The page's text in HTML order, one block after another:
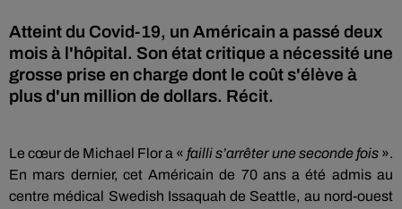
Atteint du Covid-19, un Américain a passé deux
mois à l'hôpital. Son état critique a nécessité une
grosse prise en charge dont le coût s'élève à
plus d'un million de dollars. Récit.
Le cœur de Michael Flor a « failli s’arrêter une seconde fois».
En mars dernier, cet Américain de 70 ans a été admis au
centre médical Swedish Issaquah de Seattle, au nord-ouest